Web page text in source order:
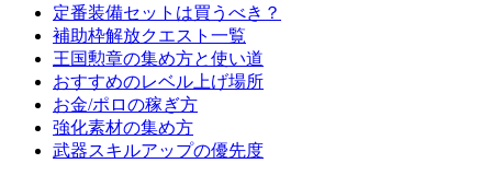
定番装備セットは買うべき？
補助枠解放クエスト一覧
王国勲章の集め方と使い道
おすすめのレベル上げ場所
お金/ポロの稼ぎ方
強化素材の集め方
武器スキルアップの優先度